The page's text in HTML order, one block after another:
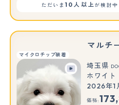
ただいま10人以上が検討中
マルチ
マイクロチップ装着
埼玉県
ホワイト
2026年1
価格: